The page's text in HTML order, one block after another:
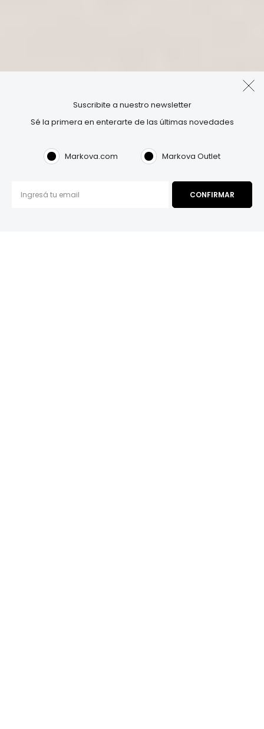
Suscribite a nuestro newsletter
Sé la primera en enterarte de las últimas novedades
Markova.com Markova Outlet